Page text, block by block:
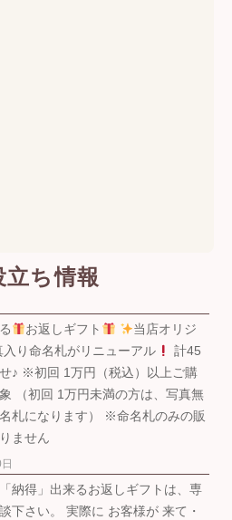
ち情報
お返しギフト
当店オリジ
入り命名札がリニューアル
計45
♪ ※初回 1万円（税込）以上ご購
（初回 1万円未満の方は、写真無
札になります） ※命名札のみの販
ません
納得」出来るお返しギフトは、専
下さい。 実際に お客様が 来て・